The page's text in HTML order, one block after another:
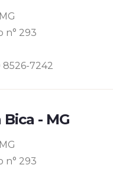
n° 293
8526-7242
- MG
n° 293